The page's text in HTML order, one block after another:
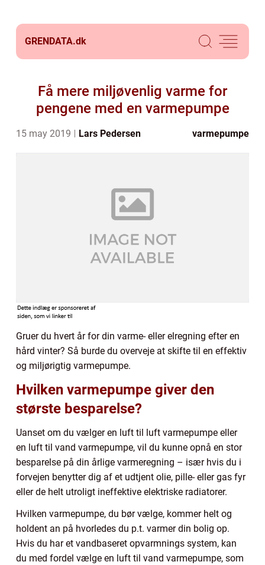
GRENDATA.dk
Få mere miljøvenlig varme for
pengene med en varmepumpe
15 may 2019 Lars Pedersen varmepumpe
Gruer du hvert år for din varme- eller elregning efter en
hård vinter? Så burde du overveje at skifte til en effektiv
og miljørigtig varmepumpe.
Hvilken varmepumpe giver den
største besparelse?
Uanset om du vælger en luft til luft varmepumpe eller
en luft til vand varmepumpe, vil du kunne opnå en stor
besparelse på din årlige varmeregning – især hvis du i
forvejen benytter dig af et udtjent olie, pille- eller gas fyr
eller de helt utroligt ineffektive elektriske radiatorer.
Hvilken varmepumpe, du bør vælge, kommer helt og
holdent an på hvorledes du p.t. varmer din bolig op.
Hvis du har et vandbaseret opvarmnings system, kan
du med fordel vælge en luft til vand varmepumpe, som